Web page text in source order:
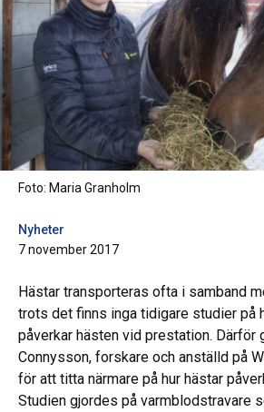
Foto: Maria Granholm
Nyheter
7 november 2017
Hästar transporteras ofta i samband
trots det finns inga tidigare studier på
påverkar hästen vid prestation. Därför
Connysson, forskare och anställd på
för att titta närmare på hur hästar
Studien gjordes på varmblodstravare